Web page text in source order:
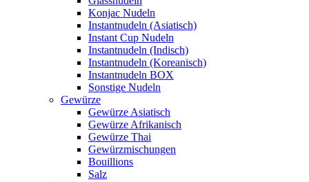
Konjac Nudeln
Instantnudeln (Asiatisch)
Instant Cup Nudeln
Instantnudeln (Indisch)
Instantnudeln (Koreanisch)
Instantnudeln BOX
Sonstige Nudeln
Gewürze
Gewürze Asiatisch
Gewürze Afrikanisch
Gewürze Thai
Gewürzmischungen
Bouillions
Salz